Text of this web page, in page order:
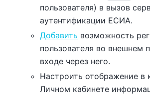
пользователя) в вызов
аутентификации ЕСИА.
Добавить возможность
пользователя во внешнем
входе через него.
Настроить отображение в
Личном кабинете